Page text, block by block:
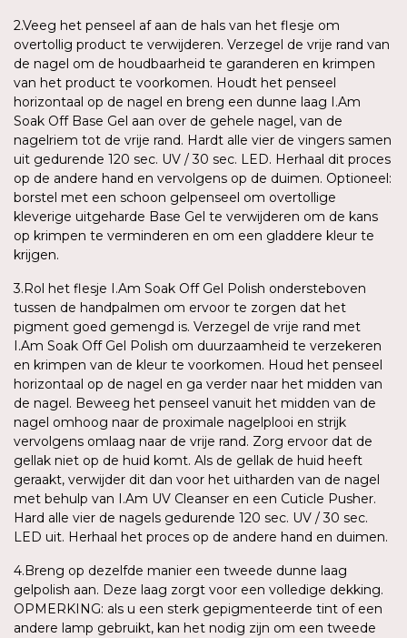
2.Veeg het penseel af aan de hals van het flesje om
overtollig product te verwijderen. Verzegel de vrije rand van
de nagel om de houdbaarheid te garanderen en krimpen
van het product te voorkomen. Houdt het penseel
horizontaal op de nagel en breng een dunne laag I.Am
Soak Off Base Gel aan over de gehele nagel, van de
nagelriem tot de vrije rand. Hardt alle vier de vingers samen
uit gedurende 120 sec. UV / 30 sec. LED. Herhaal dit proces
op de andere hand en vervolgens op de duimen. Optioneel:
borstel met een schoon gelpenseel om overtollige
kleverige uitgeharde Base Gel te verwijderen om de kans
op krimpen te verminderen en om een gladdere kleur te
krijgen.
3.Rol het flesje I.Am Soak Off Gel Polish ondersteboven
tussen de handpalmen om ervoor te zorgen dat het
pigment goed gemengd is. Verzegel de vrije rand met
I.Am Soak Off Gel Polish om duurzaamheid te verzekeren
en krimpen van de kleur te voorkomen. Houd het penseel
horizontaal op de nagel en ga verder naar het midden van
de nagel. Beweeg het penseel vanuit het midden van de
nagel omhoog naar de proximale nagelplooi en strijk
vervolgens omlaag naar de vrije rand. Zorg ervoor dat de
gellak niet op de huid komt. Als de gellak de huid heeft
geraakt, verwijder dit dan voor het uitharden van de nagel
met behulp van I.Am UV Cleanser en een Cuticle Pusher.
Hard alle vier de nagels gedurende 120 sec. UV / 30 sec.
LED uit. Herhaal het proces op de andere hand en duimen.
4.Breng op dezelfde manier een tweede dunne laag
gelpolish aan. Deze laag zorgt voor een volledige dekking.
OPMERKING: als u een sterk gepigmenteerde tint of een
andere lamp gebruikt, kan het nodig zijn om een tweede